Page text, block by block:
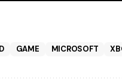
GAME MICROSOFT